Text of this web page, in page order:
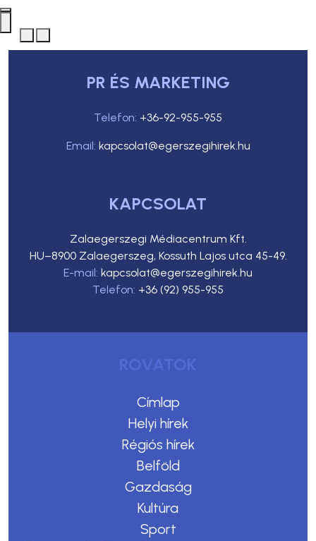
PR ÉS MARKETING
Telefon: +36-92-955-955
Email: kapcsolat@egerszegihirek.hu
KAPCSOLAT
Zalaegerszegi Médiacentrum Kft.
HU–8900 Zalaegerszeg, Kossuth Lajos utca 45-49.
E-mail: kapcsolat@egerszegihirek.hu
Telefon: +36 (92) 955-955
ROVATOK
Címlap
Helyi hírek
Régiós hírek
Belföld
Gazdaság
Kultúra
Sport